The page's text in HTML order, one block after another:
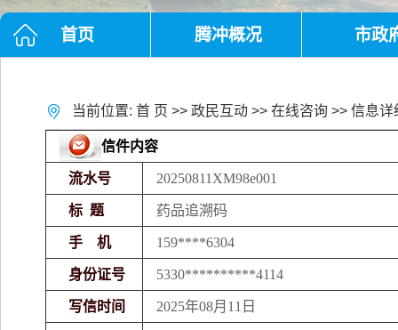
首页 腾冲概况 市政
当前位置: 首 页 >> 政民互动 >> 在线咨询 >> 信息详
信件内容
流水号 20250811XM98e001
标 题 药品追溯码
手 机 159****6304
身份证号 5330**********4114
写信时间 2025年08月11日